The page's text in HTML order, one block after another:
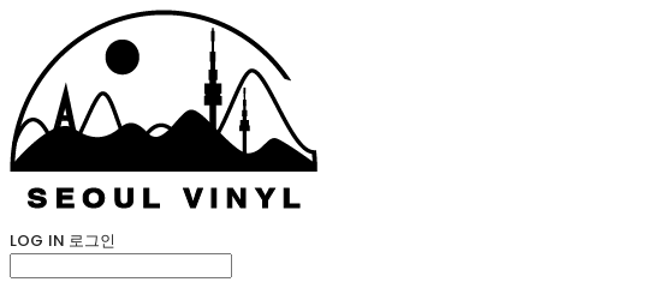
LOG IN 로그인